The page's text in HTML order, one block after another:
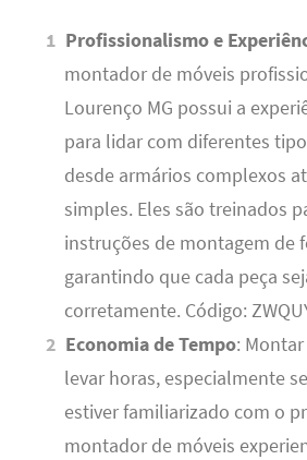
Profissionalismo e
montador de móveis
Lourenço MG possui a
para lidar com diferentes
desde armários complexos
simples. Eles são treinados
instruções de montagem de
garantindo que cada peça
corretamente. Código:
Economia de Tempo:
levar horas, especialmente
estiver familiarizado com o
montador de móveis